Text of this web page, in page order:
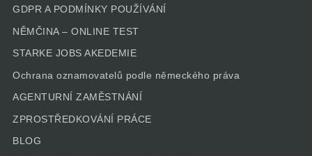
GDPR A PODMÍNKY POUŽÍVÁNÍ
NĚMČINA – ONLINE TEST
STARKE JOBS AKEDEMIE
Ochrana oznamovatelů podle německého práva
AGENTURNÍ ZAMĚSTNÁNÍ
ZPROSTŘEDKOVÁNÍ PRÁCE
BLOG